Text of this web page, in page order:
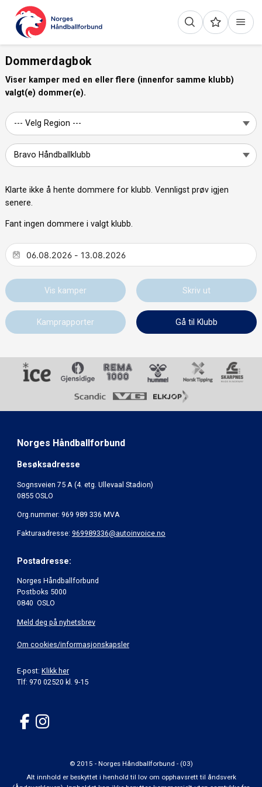
Dommerdagbok
Viser kamper med en eller flere (innenfor samme klubb)
valgt(e) dommer(e).
Klarte ikke å hente dommere for klubb. Vennligst prøv igjen
senere.
Fant ingen dommere i valgt klubb.
Vis kamper Skriv ut
Kamprapporter Gå til Klubb
Norges Håndballforbund
Besøksadresse
Sognsveien 75 A (4. etg. Ullevaal Stadion)
0855 OSLO
Org.nummer: 969 989 336 MVA
Fakturaadresse: 969989336@autoinvoice.no
Postadresse:
Norges Håndballforbund
Postboks 5000
0840 OSLO
Meld deg på nyhetsbrev
Om cookies/informasjonskapsler
E-post: Klikk her
Tlf: 970 02520 kl. 9-15
© 2015 - Norges Håndballforbund - (03)
Alt innhold er beskyttet i henhold til lov om opphavsrett til åndsverk